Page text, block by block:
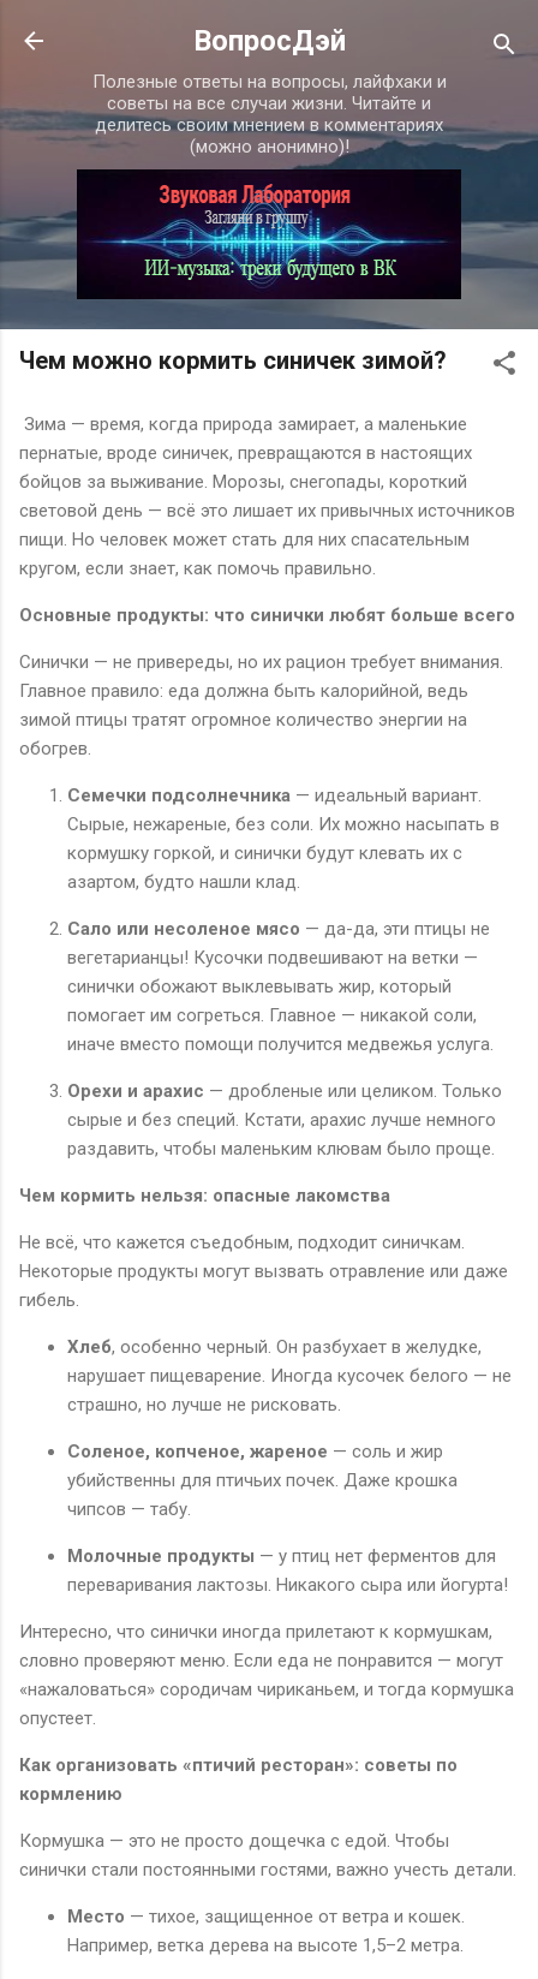
К основному контенту
ВопросДэй
Полезные ответы на вопросы, лайфхаки и
советы на все случаи жизни. Читайте и
делитесь своим мнением в комментариях
(можно анонимно)!
Чем можно кормить синичек зимой?
Зима — время, когда природа замирает, а маленькие
пернатые, вроде синичек, превращаются в настоящих
бойцов за выживание. Морозы, снегопады, короткий
световой день — всё это лишает их привычных источников
пищи. Но человек может стать для них спасательным
кругом, если знает, как помочь правильно.
Основные продукты: что синички любят больше всего
Синички — не привереды, но их рацион требует внимания.
Главное правило: еда должна быть калорийной, ведь
зимой птицы тратят огромное количество энергии на
обогрев.
Семечки подсолнечника — идеальный вариант.
Сырые, нежареные, без соли. Их можно насыпать в
кормушку горкой, и синички будут клевать их с
азартом, будто нашли клад.
Сало или несоленое мясо — да-да, эти птицы не
вегетарианцы! Кусочки подвешивают на ветки —
синички обожают выклевывать жир, который
помогает им согреться. Главное — никакой соли,
иначе вместо помощи получится медвежья услуга.
Орехи и арахис — дробленые или целиком. Только
сырые и без специй. Кстати, арахис лучше немного
раздавить, чтобы маленьким клювам было проще.
Чем кормить нельзя: опасные лакомства
Не всё, что кажется съедобным, подходит синичкам.
Некоторые продукты могут вызвать отравление или даже
гибель.
Хлеб, особенно черный. Он разбухает в желудке,
нарушает пищеварение. Иногда кусочек белого — не
страшно, но лучше не рисковать.
Соленое, копченое, жареное — соль и жир
убийственны для птичьих почек. Даже крошка
чипсов — табу.
Молочные продукты — у птиц нет ферментов для
переваривания лактозы. Никакого сыра или йогурта!
Интересно, что синички иногда прилетают к кормушкам,
словно проверяют меню. Если еда не понравится — могут
«нажаловаться» сородичам чириканьем, и тогда кормушка
опустеет.
Как организовать «птичий ресторан»: советы по
кормлению
Кормушка — это не просто дощечка с едой. Чтобы
синички стали постоянными гостями, важно учесть детали.
Место — тихое, защищенное от ветра и кошек.
Например, ветка дерева на высоте 1,5–2 метра.